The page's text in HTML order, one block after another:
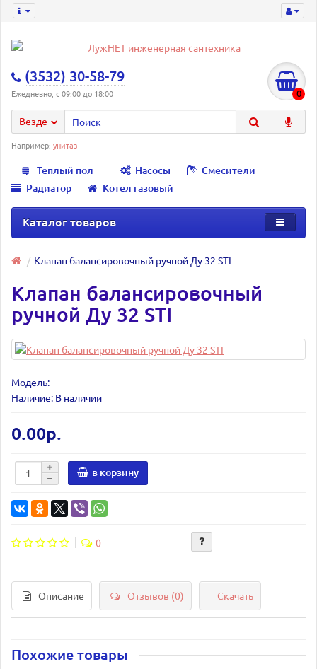
(3532) 30-58-79
Ежедневно, с 09:00 до 18:00 0
Везде
Например: унитаз
Теплый пол Насосы
Смесители
Радиатор
Котел газовый
Каталог товаров
Клапан балансировочный ручной Ду 32 STI
Клапан балансировочный
ручной Ду 32 STI
Модель:
Наличие: В наличии
0.00р.
в корзину
0
Описание Отзывов (0) Скачать
Похожие товары